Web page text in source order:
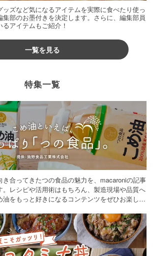
ズなど気になるアイテムを実際に食べたり使っ
集部のお墨付きを決定します。さらに、編集部員
アイテムもご紹介！
一覧を見る
特集一覧
合ってきたつの食品の魅力を、macaroniの記事
。レシピや活用術はもちろん、製造現場や品質へ
をもっと好きになるコンテンツをぜひお楽しみ